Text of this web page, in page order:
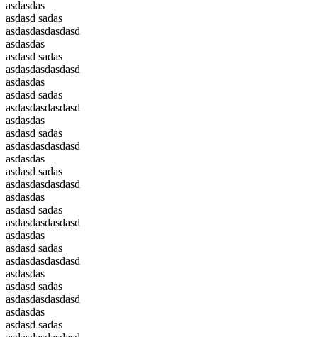
asdasdas
asdasd sadas
asdasdasdasdasd
asdasdas
asdasd sadas
asdasdasdasdasd
asdasdas
asdasd sadas
asdasdasdasdasd
asdasdas
asdasd sadas
asdasdasdasdasd
asdasdas
asdasd sadas
asdasdasdasdasd
asdasdas
asdasd sadas
asdasdasdasdasd
asdasdas
asdasd sadas
asdasdasdasdasd
asdasdas
asdasd sadas
asdasdasdasdasd
asdasdas
asdasd sadas